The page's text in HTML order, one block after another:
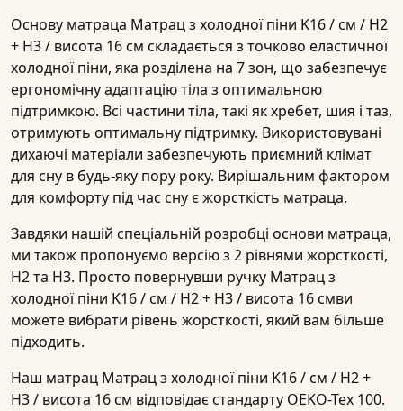
Основу матраца Матрац з холодної піни K16 / см / H2
+ H3 / висота 16 см складається з точково еластичної
холодної піни, яка розділена на 7 зон, що забезпечує
ергономічну адаптацію тіла з оптимальною
підтримкою. Всі частини тіла, такі як хребет, шия і таз,
отримують оптимальну підтримку. Використовувані
дихаючі матеріали забезпечують приємний клімат
для сну в будь-яку пору року. Вирішальним фактором
для комфорту під час сну єжорсткість матраца.
Завдяки нашій спеціальній розробці основи матраца,
ми також пропонуємо версію з 2 рівнями жорсткості,
H2 та H3. Просто повернувши ручку Матрац з
холодної піни K16 / см / H2 + H3 / висота 16 смви
можете вибрати рівень жорсткості, який вам більше
підходить.
Наш матрац Матрац з холодної піни K16 / см / H2 +
H3 / висота 16 см відповідає стандарту OEKO-Tex 100.